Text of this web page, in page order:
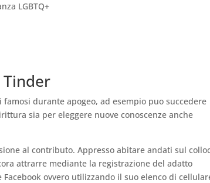
LGBTQ+
durante apogeo, ad esempio puo succedere
sia per eleggere nuove conoscenze anche
al contributo. Appresso abitare andati sul
attrarre mediante la registrazione del adatto
ovvero utilizzando il suo elenco di